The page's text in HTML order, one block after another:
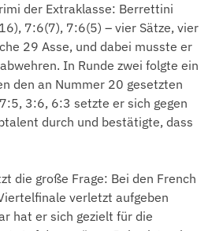
der Extraklasse: Berrettini
7:6(7), 7:6(5) – vier Sätze, vier
29 Asse, und dabei musste er
In Runde zwei folgte ein
den an Nummer 20 gesetzten
3:6, 6:3 setzte er sich gegen
durch und bestätigte, dass
die große Frage: Bei den French
verletzt aufgeben
hat er sich gezielt für die